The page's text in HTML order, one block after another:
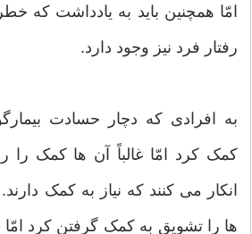
امّا همچنین باید به یادداشت که
رفتار فرد نیز وجود دارد.
به افرادی که دچار حسادت
کمک کرد امّا غالباً آن ها کمک را
انکار می کنند که نیاز به کمک
ها را تشویق به کمک گرفتن کرد